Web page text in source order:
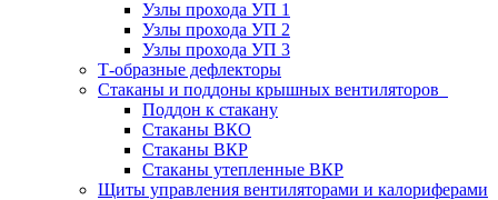
Узлы прохода УП 1
Узлы прохода УП 2
Узлы прохода УП 3
Т-образные дефлекторы
Стаканы и поддоны крышных вентиляторов
Поддон к стакану
Стаканы ВКО
Стаканы ВКР
Стаканы утепленные ВКР
Щиты управления вентиляторами и калориферами